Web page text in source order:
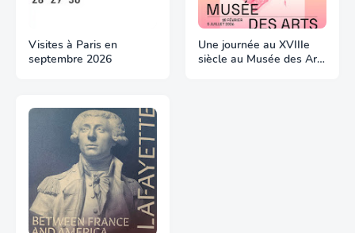
Visites à Paris en
septembre 2026
Une journée au XVIIIe
siècle au Musée des Arts